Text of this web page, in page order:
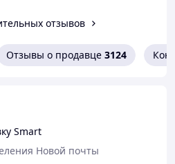
отзывов
Отзывы о продавце 3124
Smart
Новой почты